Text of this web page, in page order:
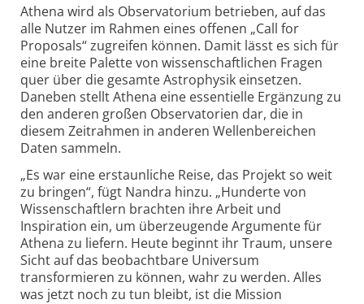
Athena wird als Observatorium betrieben, auf das
alle Nutzer im Rahmen eines offenen „Call for
Proposals“ zugreifen können. Damit lässt es sich für
eine breite Palette von wissenschaftlichen Fragen
quer über die gesamte Astrophysik einsetzen.
Daneben stellt Athena eine essentielle Ergänzung zu
den anderen großen Observatorien dar, die in
diesem Zeitrahmen in anderen Wellenbereichen
Daten sammeln.
„Es war eine erstaunliche Reise, das Projekt so weit
zu bringen“, fügt Nandra hinzu. „Hunderte von
Wissenschaftlern brachten ihre Arbeit und
Inspiration ein, um überzeugende Argumente für
Athena zu liefern. Heute beginnt ihr Traum, unsere
Sicht auf das beobachtbare Universum
transformieren zu können, wahr zu werden. Alles
was jetzt noch zu tun bleibt, ist die Mission